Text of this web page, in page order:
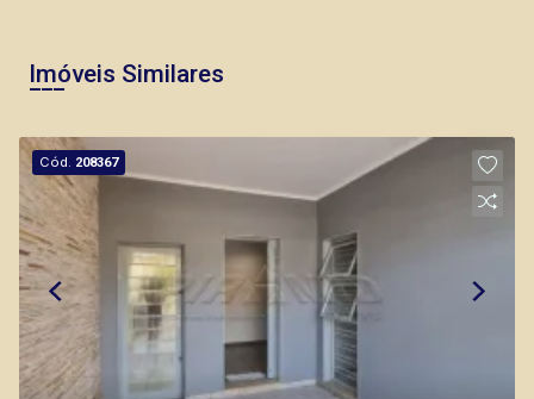
Imóveis Similares
Cód. 208367